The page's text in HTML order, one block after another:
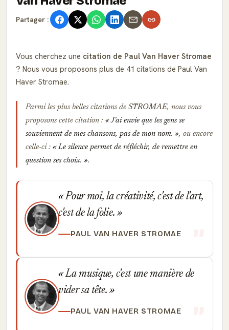
Partager :
Vous cherchez une citation de Paul Van Haver Stromae
? Nous vous proposons plus de 41 citations de Paul Van
Haver Stromae.
Parmi les plus belles citations de STROMAE, nous vous
proposons cette citation :
J'ai envie que les gens se
souviennent de mes chansons, pas de mon nom.
, ou encore
celle-ci :
Le silence permet de réfléchir, de remettre en
question ses choix.
.
Pour moi, la créativité, c'est de l'art,
c'est de la folie.
PAUL VAN HAVER STROMAE
La musique, c'est une manière de
vider sa tête.
PAUL VAN HAVER STROMAE